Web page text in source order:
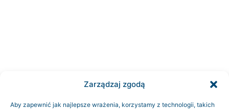
Zarządzaj zgodą
Aby zapewnić jak najlepsze wrażenia, korzystamy z technologii, takich